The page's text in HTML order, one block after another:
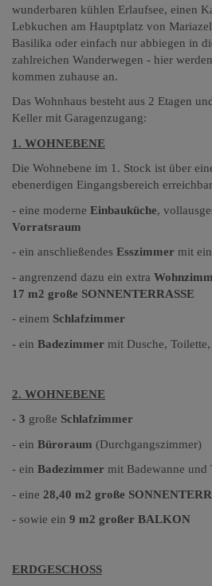
wunderbaren kühlen Erlaufsee, einen
Lebkuchen am Hauptplatz von
Basilika oder einfach nur abbiegen in
zahlreichen Wanderwegen - hier
kommen zuhause an.
Das Wohnhaus besteht aus 2 Etagen
Keller mit Garagenzugang:
1. WOHNEBENE
Die Wohnebene im 1. Stock ist über
ebenerdigen Eingangsbereich
- eine moderne Einbauküche,
Vorratsraum
- ein anschließendes Esszimmer mit
- angrenzend dazu ein extra
17 m2 große SONNENTERRASSE
- einem Schlafzimmer
- ein Badezimmer mit Dusche,
2. WOHNEBENE
- 3 große Schlafzimmer
- ein Büroraum (Durchgangszimmer)
- ein Badezimmer mit Badewanne und
- eine 28,40 m2 große
- sowie ein 9 m2 großer BALKON
ERDGESCHOSS